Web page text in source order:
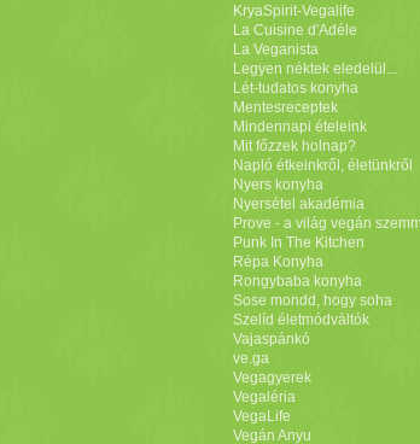
KryaSpirit-Vegalife
La Cuisine d'Adéle
La Veganista
Legyen néktek eledelül...
Lét-tudatos konyha
Mentesreceptek
Mindennapi ételeink
Mit főzzek holnap?
Napló étkeinkről, életünkről
Nyers konyha
Nyersétel akadémia
Prove - a világ vegán
Punk In The Kitchen
Répa Konyha
Rongybaba konyha
Sose mondd, hogy soha
Szelíd életmódváltók
Vajaspánkó
ve.ga
Vegagyerek
Vegaléria
VegaLife
Vegán Anyu